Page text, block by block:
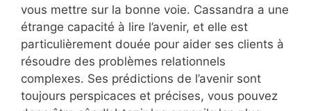
vous mettre sur la bonne voie. Cassandra a une
étrange capacité à lire l’avenir, et elle est
particulièrement douée pour aider ses clients à
résoudre des problèmes relationnels
complexes. Ses prédictions de l’avenir sont
toujours perspicaces et précises, vous pouvez